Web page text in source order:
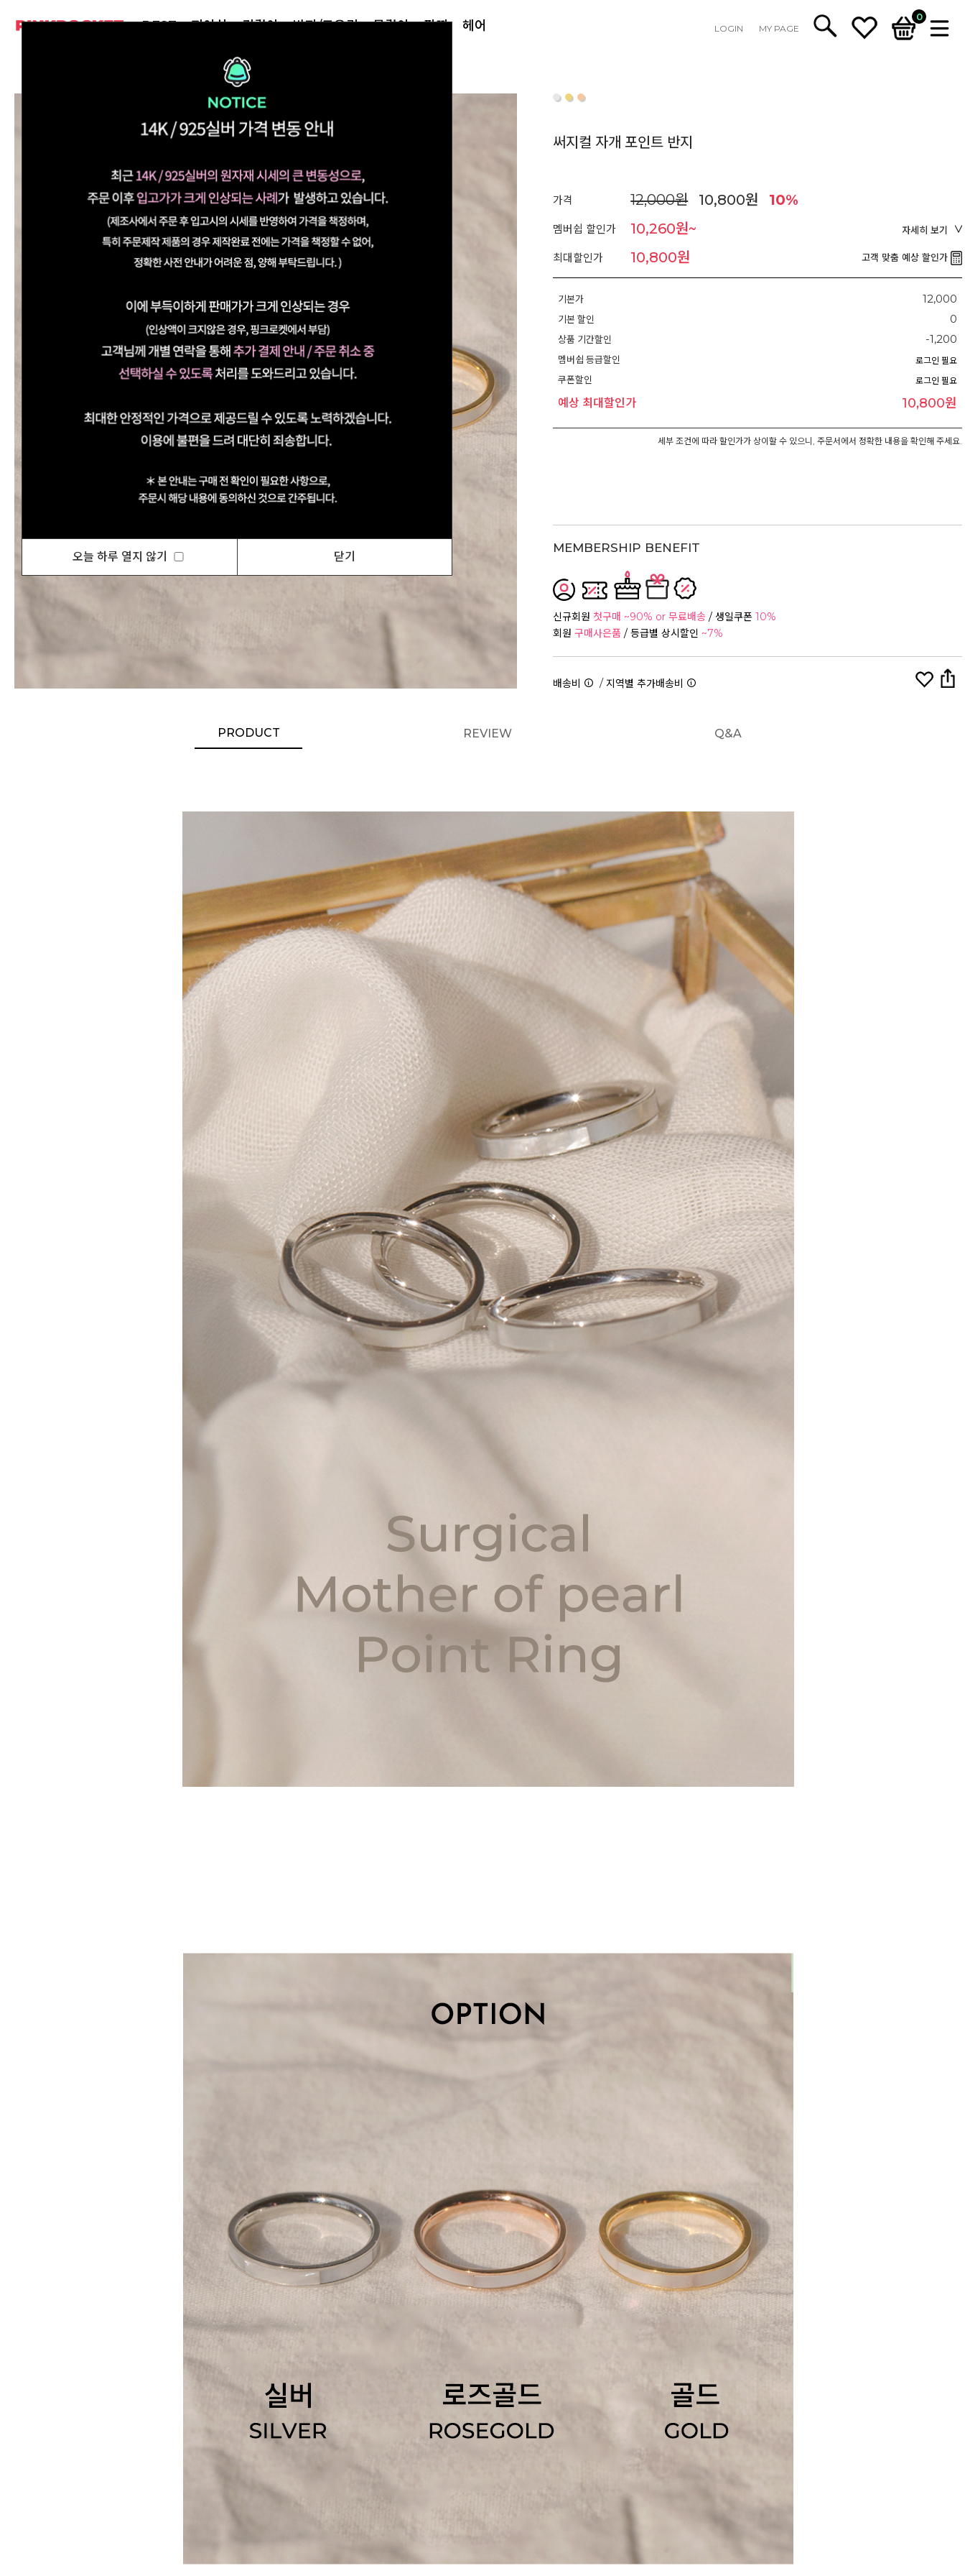
BEST 피어싱 귀걸이 반지/토우링 목걸이 팔찌 헤어 LOGIN MY PAGE
0
써지컬 자개 포인트 반지
가격 12,000원 10,800원 10%
멤버쉽 할인가 10,260원~ 자세히 보기
최대할인가 10,800원 고객 맞춤 예상 할인가
기본가 12,000
기본 할인 0
상품 기간할인 -1,200
멤버쉽 등급할인 로그인 필요
쿠폰할인 로그인 필요
예상 최대할인가 10,800원
세부 조건에 따라 할인가가 상이할 수 있으니, 주문서에서 정확한 내용을 확인해 주세요.
MEMBERSHIP BENEFIT
신규회원 첫구매 ~90% or 무료배송 / 생일쿠폰 10%
회원 구매사은품 / 등급별 상시할인 ~7%
배송비 /지역별 추가배송비
PRODUCT REVIEW Q&A
오늘 하루 열지 않기 닫기